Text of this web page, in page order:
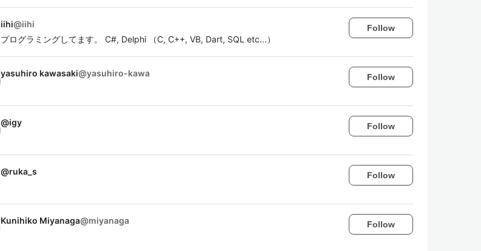
iihi@iihi
プログラミングしてます。 C#, Delphi （C, C++, VB, Dart, SQL etc...）
Follow
yasuhiro kawasaki@yasuhiro-kawa Follow
@igy Follow
@ruka_s Follow
Kunihiko Miyanaga@miyanaga Follow